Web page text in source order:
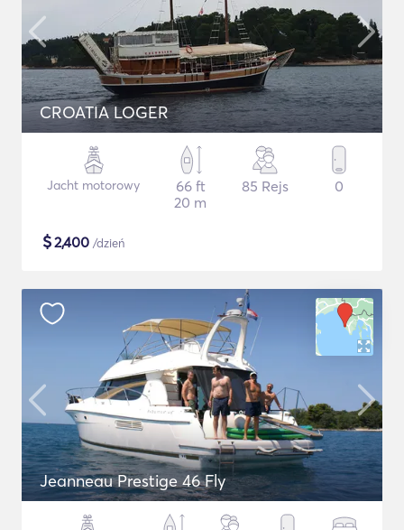
CROATIA LOGER
Jacht motorowy
66 ft
20 m
85 Rejs 0
$2,400 /dzień
Jeanneau Prestige 46 Fly